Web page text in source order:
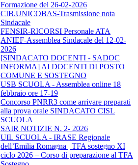
Formazione del 26-02-2026
CIB.UNICOBAS-Trasmissione nota
Sindacale
FENSIR-RICORSI Personale ATA
ANIEF-Assemblea Sindacale del 12-02-
2026
[SINDACATO DOCENTI - SADOC
INFORMA] AI DOCENTI DI POSTO
COMUNE E SOSTEGNO
USB SCUOLA - Assemblea online 18
febbraio ore 17-19
Concorso PNRR3 come arrivare preparati
alla prova orale SINDACATO CISL
SCUOLA
SAIR NOTIZIE N. 2- 2026
UIL SCUOLA - IRASE Regionale
dell’Emilia Romagna | TFA sostegno XI
ciclo 2026 – Corso di preparazione al TFA